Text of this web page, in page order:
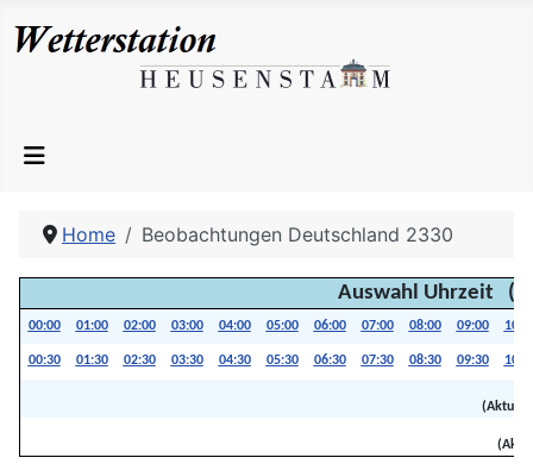
Home Beobachtungen Deutschland 2330
Auswahl Uhrzeit
00:00 01:00 02:00 03:00 04:00 05:00 06:00 07:00 08:00 09:00
00:30 01:30 02:30 03:30 04:30 05:30 06:30 07:30 08:30 09:30